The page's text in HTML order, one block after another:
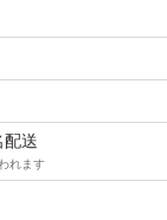
配送
れます